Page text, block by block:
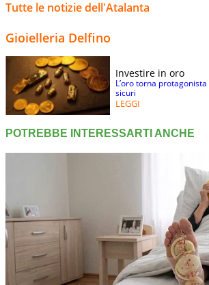
Tutte le notizie dell'Atalanta
Gioielleria Delfino
Investire in oro
L’oro torna
sicuri
LEGGI